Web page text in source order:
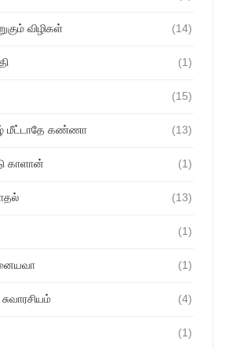
விழிகள் (14)
(1)
(15)
மீட்டாதே கண்ணா (13)
காளான் (1)
(13)
(1)
(1)
(4)
(1)